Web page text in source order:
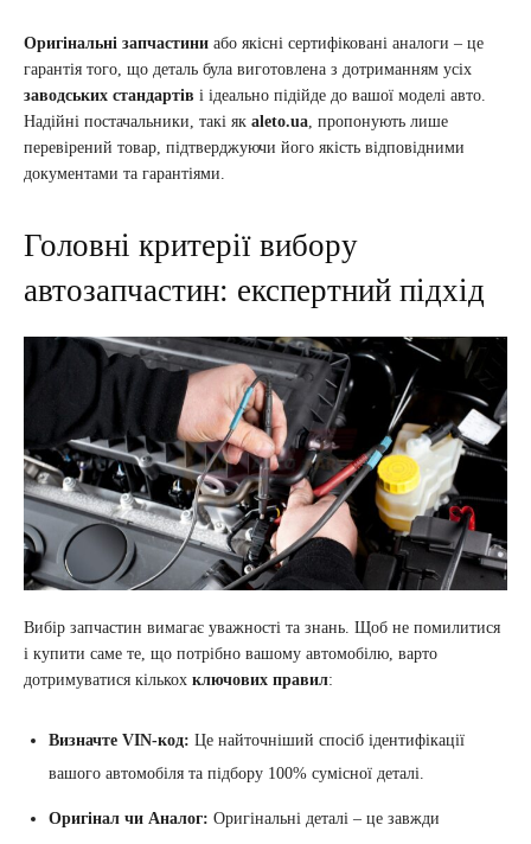
Оригінальні запчастини або якісні сертифіковані аналоги – це
гарантія того, що деталь була виготовлена з дотриманням усіх
заводських стандартів і ідеально підійде до вашої моделі авто.
Надійні постачальники, такі як aleto.ua, пропонують лише
перевірений товар, підтверджуючи його якість відповідними
документами та гарантіями.
Головні критерії вибору
автозапчастин: експертний підхід
Вибір запчастин вимагає уважності та знань. Щоб не помилитися
і купити саме те, що потрібно вашому автомобілю, варто
дотримуватися кількох ключових правил:
Визначте VIN-код: Це найточніший спосіб ідентифікації
вашого автомобіля та підбору 100% сумісної деталі.
Оригінал чи Аналог: Оригінальні деталі – це завжди